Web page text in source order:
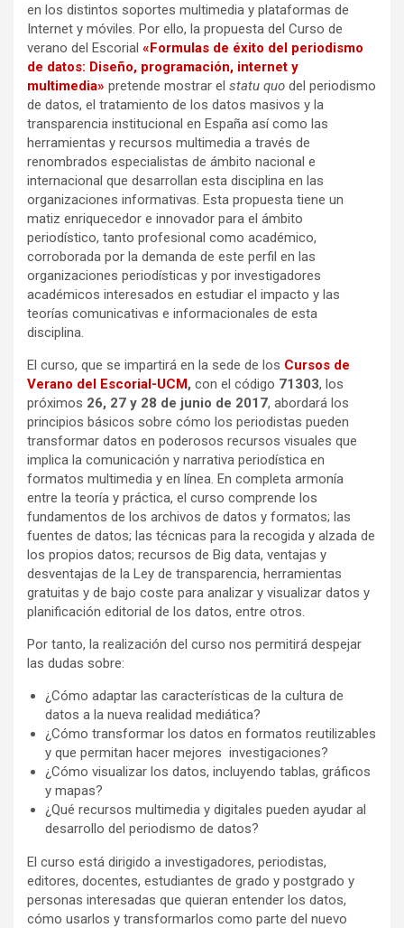
en los distintos soportes multimedia y plataformas de
Internet y móviles. Por ello, la propuesta del Curso de
verano del Escorial «Formulas de éxito del periodismo
de datos: Diseño, programación, internet y
multimedia» pretende mostrar el statu quo del periodismo
de datos, el tratamiento de los datos masivos y la
transparencia institucional en España así como las
herramientas y recursos multimedia a través de
renombrados especialistas de ámbito nacional e
internacional que desarrollan esta disciplina en las
organizaciones informativas. Esta propuesta tiene un
matiz enriquecedor e innovador para el ámbito
periodístico, tanto profesional como académico,
corroborada por la demanda de este perfil en las
organizaciones periodísticas y por investigadores
académicos interesados en estudiar el impacto y las
teorías comunicativas e informacionales de esta
disciplina.
El curso, que se impartirá en la sede de los Cursos de
Verano del Escorial-UCM, con el código 71303, los
próximos 26, 27 y 28 de junio de 2017, abordará los
principios básicos sobre cómo los periodistas pueden
transformar datos en poderosos recursos visuales que
implica la comunicación y narrativa periodística en
formatos multimedia y en línea. En completa armonía
entre la teoría y práctica, el curso comprende los
fundamentos de los archivos de datos y formatos; las
fuentes de datos; las técnicas para la recogida y alzada de
los propios datos; recursos de Big data, ventajas y
desventajas de la Ley de transparencia, herramientas
gratuitas y de bajo coste para analizar y visualizar datos y
planificación editorial de los datos, entre otros.
Por tanto, la realización del curso nos permitirá despejar
las dudas sobre:
¿Cómo adaptar las características de la cultura de
datos a la nueva realidad mediática?
¿Cómo transformar los datos en formatos reutilizables
y que permitan hacer mejores investigaciones?
¿Cómo visualizar los datos, incluyendo tablas, gráficos
y mapas?
¿Qué recursos multimedia y digitales pueden ayudar al
desarrollo del periodismo de datos?
El curso está dirigido a investigadores, periodistas,
editores, docentes, estudiantes de grado y postgrado y
personas interesadas que quieran entender los datos,
cómo usarlos y transformarlos como parte del nuevo